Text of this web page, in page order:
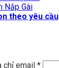
Nắp Gài
theo yêu cầu
chỉ email *